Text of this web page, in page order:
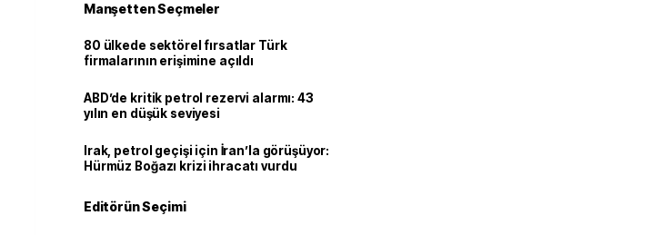
Manşetten Seçmeler
80 ülkede sektörel fırsatlar Türk
firmalarının erişimine açıldı
ABD’de kritik petrol rezervi alarmı: 43
yılın en düşük seviyesi
Irak, petrol geçişi için İran’la görüşüyor:
Hürmüz Boğazı krizi ihracatı vurdu
Editörün Seçimi